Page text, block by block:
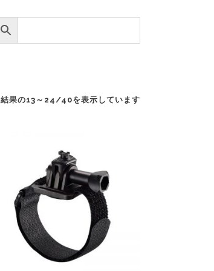
結果の13～24/40を表示しています